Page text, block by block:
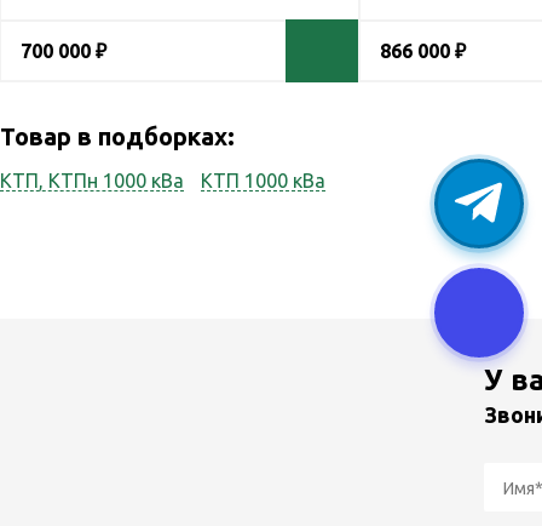
700 000 ₽ 866 000 ₽
Товар в подборках:
КТП, КТПн 1000 кВа КТП 1000 кВа
У